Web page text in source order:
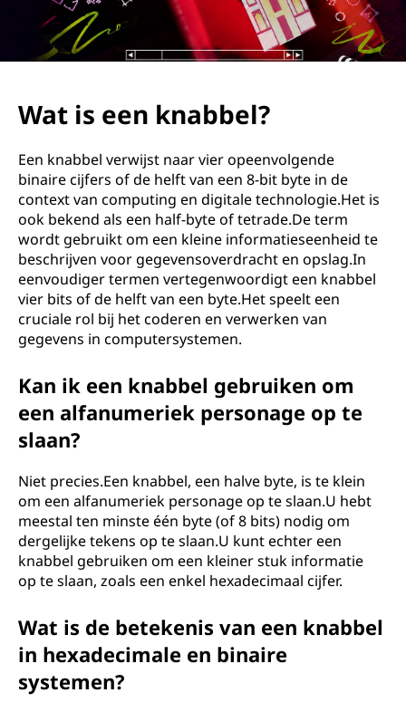
Wat is een knabbel?
Een knabbel verwijst naar vier opeenvolgende
binaire cijfers of de helft van een 8-bit byte in de
context van computing en digitale technologie.Het is
ook bekend als een half-byte of tetrade.De term
wordt gebruikt om een ​​kleine informatieseenheid te
beschrijven voor gegevensoverdracht en opslag.In
eenvoudiger termen vertegenwoordigt een knabbel
vier bits of de helft van een byte.Het speelt een
cruciale rol bij het coderen en verwerken van
gegevens in computersystemen.
Kan ik een knabbel gebruiken om
een ​​alfanumeriek personage op te
slaan?
Niet precies.Een knabbel, een halve byte, is te klein
om een ​​alfanumeriek personage op te slaan.U hebt
meestal ten minste één byte (of 8 bits) nodig om
dergelijke tekens op te slaan.U kunt echter een
knabbel gebruiken om een ​​kleiner stuk informatie
op te slaan, zoals een enkel hexadecimaal cijfer.
Wat is de betekenis van een knabbel
in hexadecimale en binaire
systemen?